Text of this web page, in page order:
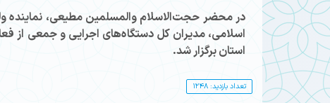
در محضر حجت‌الاسلام والمسلمین مطیعی، نماینده
اسلامی، مدیران کل دستگاه‌های اجرایی و جمعی از
استان برگزار شد.
تعداد بازدید: 1248